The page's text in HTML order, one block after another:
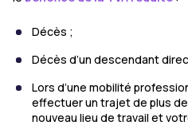
Décès ;
Décès d’un descendant
Lors d’une mobilité
effectuer un trajet de plus
nouveau lieu de travail et